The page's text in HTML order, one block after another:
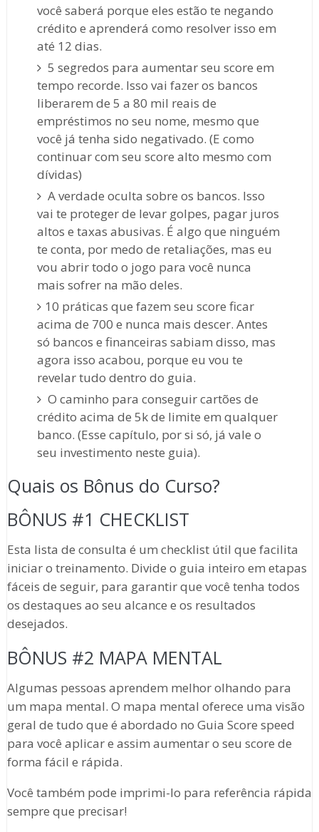
você saberá porque eles estão te negando
crédito e aprenderá como resolver isso em
até 12 dias.
5 segredos para aumentar seu score em
tempo recorde. Isso vai fazer os bancos
liberarem de 5 a 80 mil reais de
empréstimos no seu nome, mesmo que
você já tenha sido negativado. (E como
continuar com seu score alto mesmo com
dívidas)
A verdade oculta sobre os bancos. Isso
vai te proteger de levar golpes, pagar juros
altos e taxas abusivas. É algo que ninguém
te conta, por medo de retaliações, mas eu
vou abrir todo o jogo para você nunca
mais sofrer na mão deles.
10 práticas que fazem seu score ficar
acima de 700 e nunca mais descer. Antes
só bancos e financeiras sabiam disso, mas
agora isso acabou, porque eu vou te
revelar tudo dentro do guia.
O caminho para conseguir cartões de
crédito acima de 5k de limite em qualquer
banco. (Esse capítulo, por si só, já vale o
seu investimento neste guia).
Quais os Bônus do Curso?
BÔNUS #1 CHECKLIST
Esta lista de consulta é um checklist útil que facilita
iniciar o treinamento. Divide o guia inteiro em etapas
fáceis de seguir, para garantir que você tenha todos
os destaques ao seu alcance e os resultados
desejados.
BÔNUS #2 MAPA MENTAL
Algumas pessoas aprendem melhor olhando para
um mapa mental. O mapa mental oferece uma visão
geral de tudo que é abordado no Guia Score speed
para você aplicar e assim aumentar o seu score de
forma fácil e rápida.
Você também pode imprimi-lo para referência rápida
sempre que precisar!